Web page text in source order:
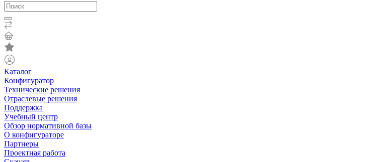
Каталог
Конфигуратор
Технические решения
Отраслевые решения
Поддержка
Учебный центр
Обзор нормативной базы
О конфигураторе
Партнеры
Проектная работа